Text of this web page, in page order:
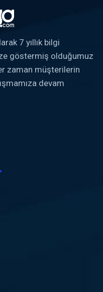
7 yıllık bilgi
göstermiş olduğumuz
zaman müşterilerin
devam